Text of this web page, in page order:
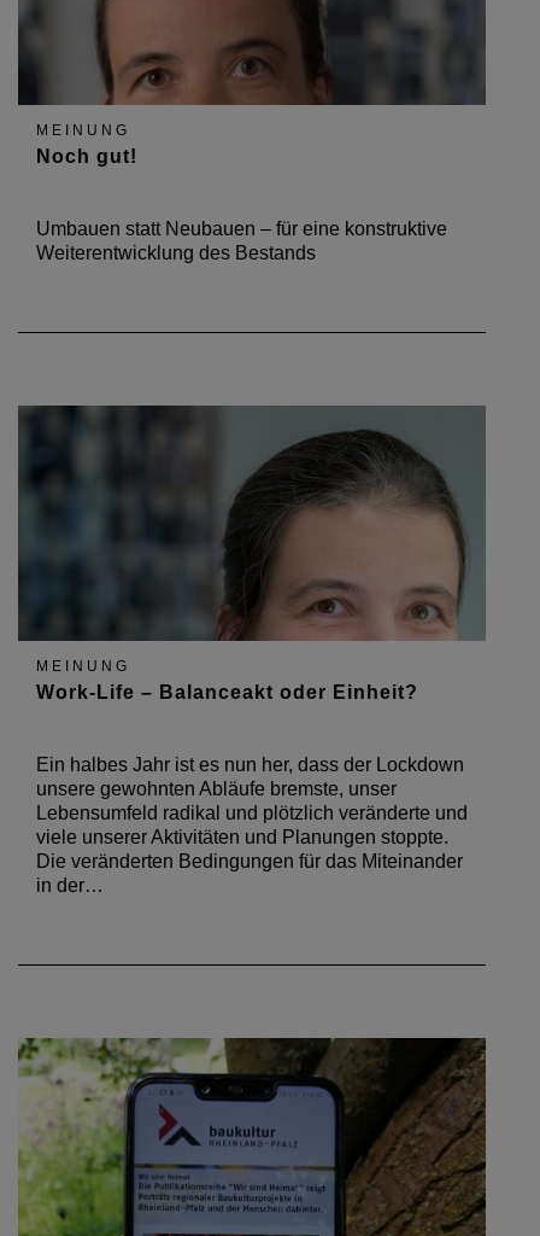
MEINUNG
Noch gut!
Umbauen statt Neubauen – für eine konstruktive
Weiterentwicklung des Bestands
MEINUNG
Work-Life – Balanceakt oder Einheit?
Ein halbes Jahr ist es nun her, dass der Lockdown
unsere gewohnten Abläufe bremste, unser
Lebensumfeld radikal und plötzlich veränderte und
viele unserer Aktivitäten und Planungen stoppte.
Die veränderten Bedingungen für das Miteinander
in der…